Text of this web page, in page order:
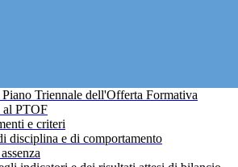
Triennale dell'Offerta Formativa
al PTOF
e criteri
disciplina e di comportamento